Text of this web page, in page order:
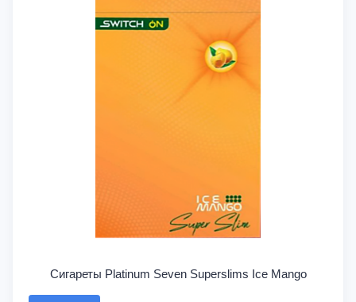
Сигареты Platinum Seven Superslims Ice Mango